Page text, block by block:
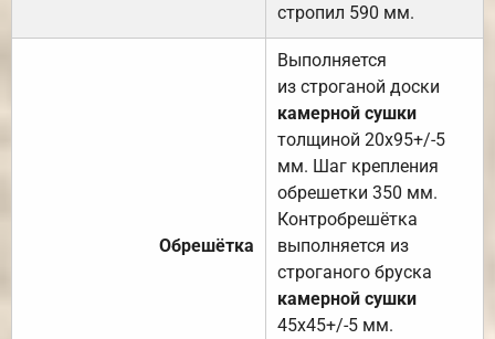
стропил 590 мм.
Обрешётка
Выполняется
из строганой доски
камерной сушки
толщиной 20х95+/-5
мм. Шаг крепления
обрешетки 350 мм.
Контробрешётка
выполняется из
строганого бруска
камерной сушки
45х45+/-5 мм.